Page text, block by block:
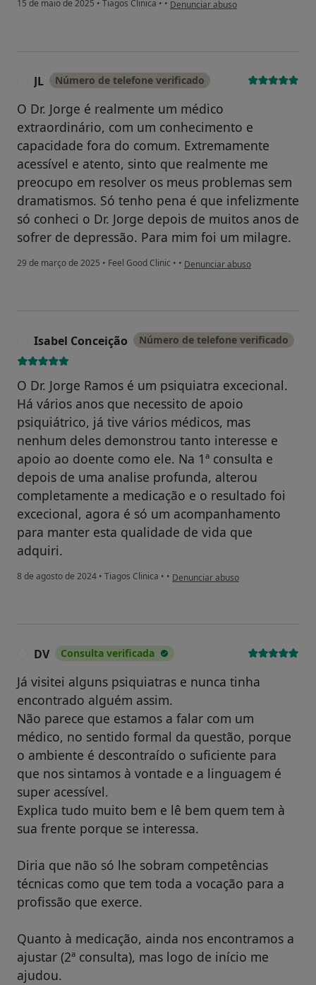
15 de maio de 2025 • Tiagos Clinica • • Denunciar abuso
JL Número de telefone verificado
O Dr. Jorge é realmente um médico
extraordinário, com um conhecimento e
capacidade fora do comum. Extremamente
acessível e atento, sinto que realmente me
preocupo em resolver os meus problemas sem
dramatismos. Só tenho pena é que infelizmente
só conheci o Dr. Jorge depois de muitos anos de
sofrer de depressão. Para mim foi um milagre.
29 de março de 2025 • Feel Good Clinic • • na opinião do utilizador JL
Denunciar abuso
Isabel Conceição Número de telefone verificado
O Dr. Jorge Ramos é um psiquiatra excecional.
Há vários anos que necessito de apoio
psiquiátrico, já tive vários médicos, mas
nenhum deles demonstrou tanto interesse e
apoio ao doente como ele. Na 1ª consulta e
depois de uma analise profunda, alterou
completamente a medicação e o resultado foi
excecional, agora é só um acompanhamento
para manter esta qualidade de vida que
adquiri.
8 de agosto de 2024 • Tiagos Clinica • • na opinião do utilizador Isabel
Denunciar abuso
DV Consulta verificada
Já visitei alguns psiquiatras e nunca tinha
encontrado alguém assim.
Não parece que estamos a falar com um
médico, no sentido formal da questão, porque
o ambiente é descontraído o suficiente para
que nos sintamos à vontade e a linguagem é
super acessível.
Explica tudo muito bem e lê bem quem tem à
sua frente porque se interessa.
Diria que não só lhe sobram competências
técnicas como que tem toda a vocação para a
profissão que exerce.
Quanto à medicação, ainda nos encontramos a
ajustar (2ª consulta), mas logo de início me
ajudou.